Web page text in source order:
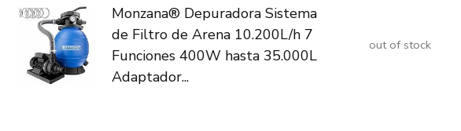
Monzana® Depuradora Sistema
de Filtro de Arena 10.200L/h 7
Funciones 400W hasta 35.000L
Adaptador...
out of stock